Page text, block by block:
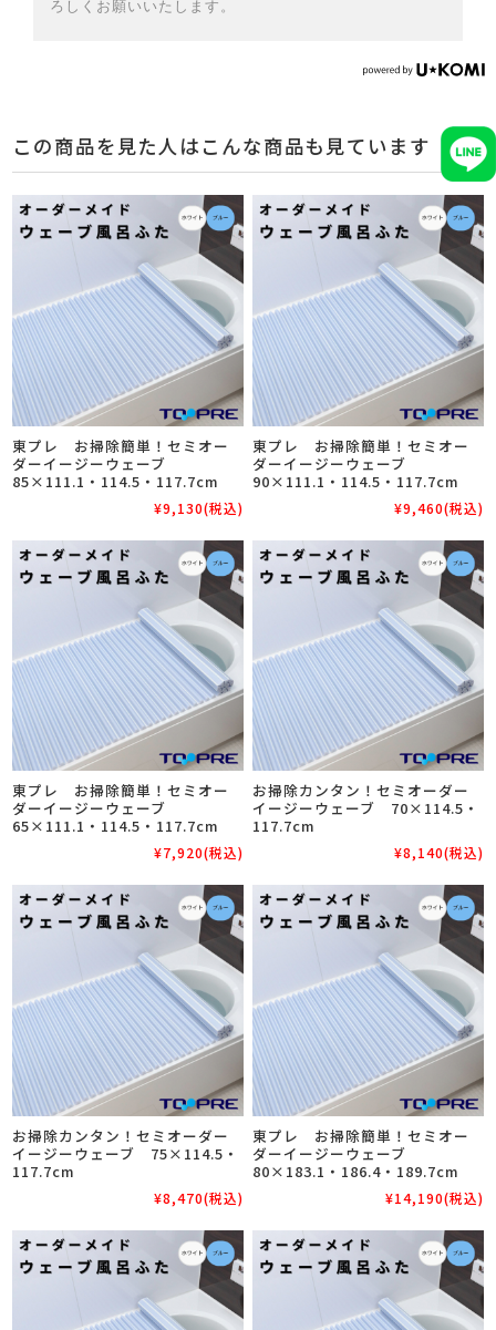
ろしくお願いいたします。
この商品を見た人はこんな商品も見ています
東プレ お掃除簡単！セミオー
ダーイージーウェーブ
85×111.1・114.5・117.7cm
¥9,130(税込)
東プレ お掃除簡単！セミオー
ダーイージーウェーブ
90×111.1・114.5・117.7cm
¥9,460(税込)
東プレ お掃除簡単！セミオー
ダーイージーウェーブ
65×111.1・114.5・117.7cm
¥7,920(税込)
お掃除カンタン！セミオーダー
イージーウェーブ 70×114.5・
117.7cm
¥8,140(税込)
お掃除カンタン！セミオーダー
イージーウェーブ 75×114.5・
117.7cm
¥8,470(税込)
東プレ お掃除簡単！セミオー
ダーイージーウェーブ
80×183.1・186.4・189.7cm
¥14,190(税込)